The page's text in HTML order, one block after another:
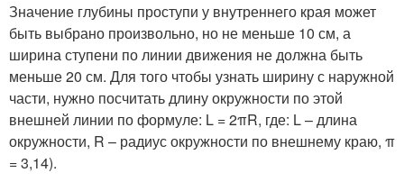
Значение глубины проступи у внутреннего края может
быть выбрано произвольно, но не меньше 10 см, а
ширина ступени по линии движения не должна быть
меньше 20 см. Для того чтобы узнать ширину с наружной
части, нужно посчитать длину окружности по этой
внешней линии по формуле: L = 2πR, где: L – длина
окружности, R – радиус окружности по внешнему краю, π
= 3,14).